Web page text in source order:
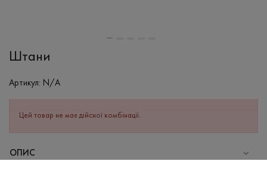
Штани
Артикул: N/A
Цей товар не має дійсної комбінації.
ОПИС